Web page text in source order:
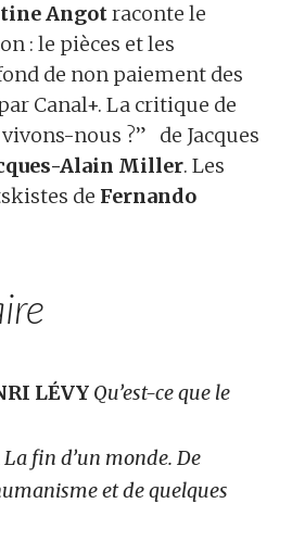
Angotraconte le
: le pièces et les
de non paiement des
Canal+. La critique de
nous ?” de Jacques
Alain Miller. Les
de Fernando
LÉVY Qu’est-ce que le
La fin d’un monde. De
et de quelques